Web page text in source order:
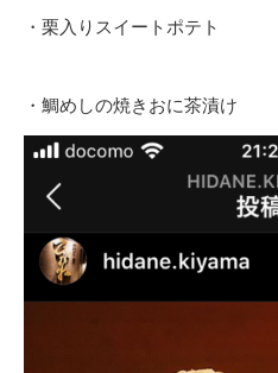
・栗入りスイートポテト
・鯛めしの焼きおに茶漬け